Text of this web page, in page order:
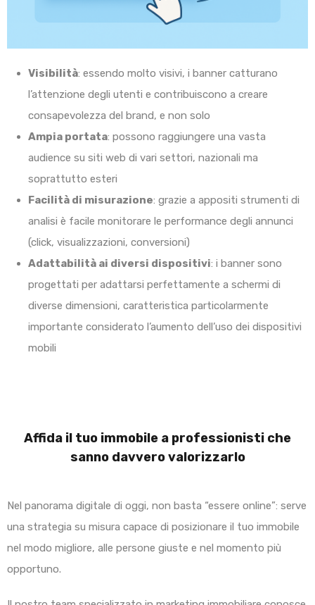
Visibilità: essendo molto visivi, i banner catturano
l’attenzione degli utenti e contribuiscono a creare
consapevolezza del brand, e non solo
Ampia portata: possono raggiungere una vasta
audience su siti web di vari settori, nazionali ma
soprattutto esteri
Facilità di misurazione: grazie a appositi strumenti di
analisi è facile monitorare le performance degli annunci
(click, visualizzazioni, conversioni)
Adattabilità ai diversi dispositivi: i banner sono
progettati per adattarsi perfettamente a schermi di
diverse dimensioni, caratteristica particolarmente
importante considerato l’aumento dell’uso dei dispositivi
mobili
Affida il tuo immobile a professionisti che
sanno davvero valorizzarlo
Nel panorama digitale di oggi, non basta “essere online”: serve
una strategia su misura capace di posizionare il tuo immobile
nel modo migliore, alle persone giuste e nel momento più
opportuno.